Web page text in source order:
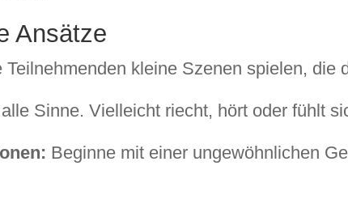
Ansätze
Teilnehmenden kleine Szenen spielen, die
Sinne. Vielleicht riecht, hört oder fühlt
Beginne mit einer ungewöhnlichen